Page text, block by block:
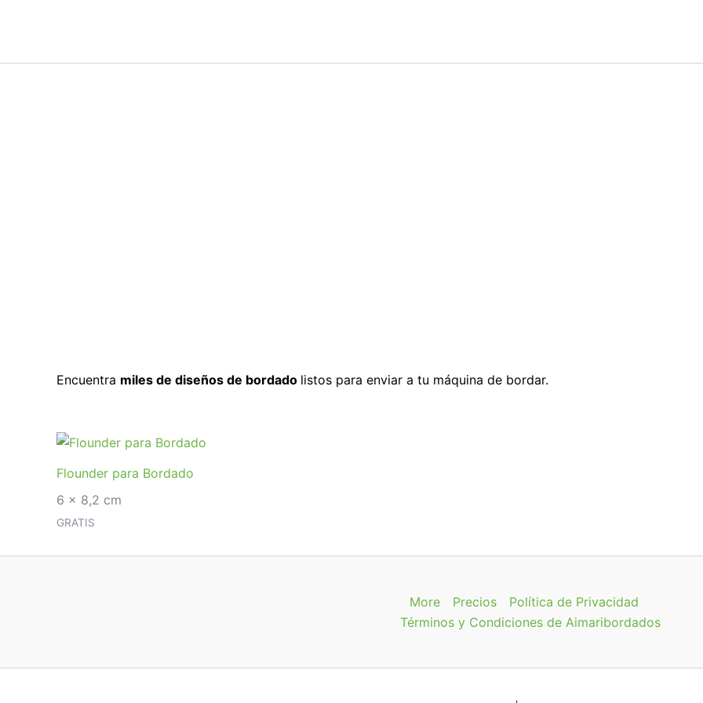
Encuentra miles de diseños de bordado listos para enviar a tu máquina de bordar.
Flounder para Bordado
6 x 8,2 cm
GRATIS
More Precios
Política de Privacidad
Términos y Condiciones de Aimaribordados